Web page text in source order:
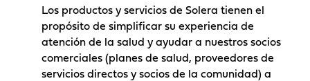
Los productos y servicios de Solera tienen el
propósito de simplificar su experiencia de
atención de la salud y ayudar a nuestros socios
comerciales (planes de salud, proveedores de
servicios directos y socios de la comunidad) a